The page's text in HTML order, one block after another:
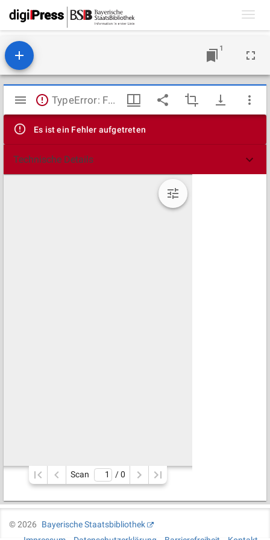
1
Mirador
Viewer
TypeError: Failed to fetch
Es ist ein Fehler aufgetreten
Technische Details
Scan / 0
©2026
Bayerische Staatsbibliothek